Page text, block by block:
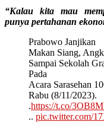
“Kalau kita mau
punya pertahanan
Prabowo Janjikan
Makan Siang,
Sampai Sekolah
Pada
Acara Sarasehan
Rabu (8/11/2023).
.https://t.co/
.. pic.twitter.com/